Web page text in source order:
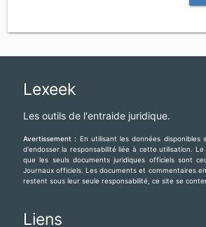
Lexeek
Les outils de l'entraide juridique.
Avertissement : En utilisant les données disponibles
d'endosser la responsabilité liée à cette utilisation.
que les seuls documents juridiques officiels sont
Journaux officiels. Les documents et commentaires
restent sous leur seule responsabilité, ce site se
Liens